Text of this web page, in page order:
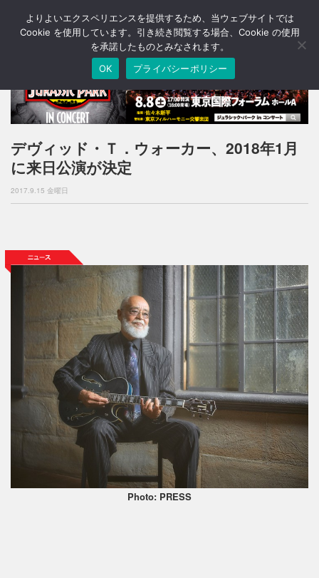
T
o
n
a
v
i
g
o
デヴィッド・Ｔ．ウォーカー、2018年1月
に来日公演が決定
2017.9.15 金曜日
Photo: PRESS
よりよいエクスペリエンスを提供するため、当ウェブサイトでは
Cookie を使用しています。引き続き閲覧する場合、Cookie の使用
を承諾したものとみなされます。
OK
プライバシーポリシー